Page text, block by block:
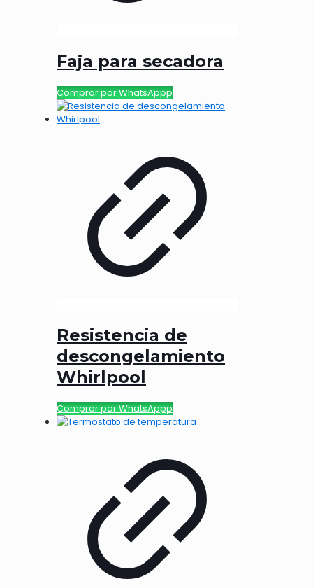
Faja para secadora
Comprar por WhatsAppp
Resistencia de
descongelamiento
Whirlpool
Comprar por WhatsAppp